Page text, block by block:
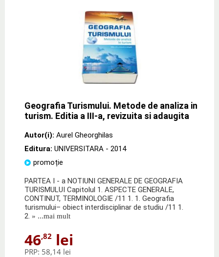
Geografia Turismului. Metode de analiza in
turism. Editia a III-a, revizuita si adaugita
Autor(i): Aurel Gheorghilas
Editura: UNIVERSITARA - 2014
promoție
PARTEA I - a NOTIUNI GENERALE DE GEOGRAFIA
TURISMULUI Capitolul 1. ASPECTE GENERALE,
CONTINUT, TERMINOLOGIE /11 1. 1. Geografia
turismului– obiect interdisciplinar de studiu /11 1.
2. » ...mai mult
46,82 lei
PRP: 58,14 lei